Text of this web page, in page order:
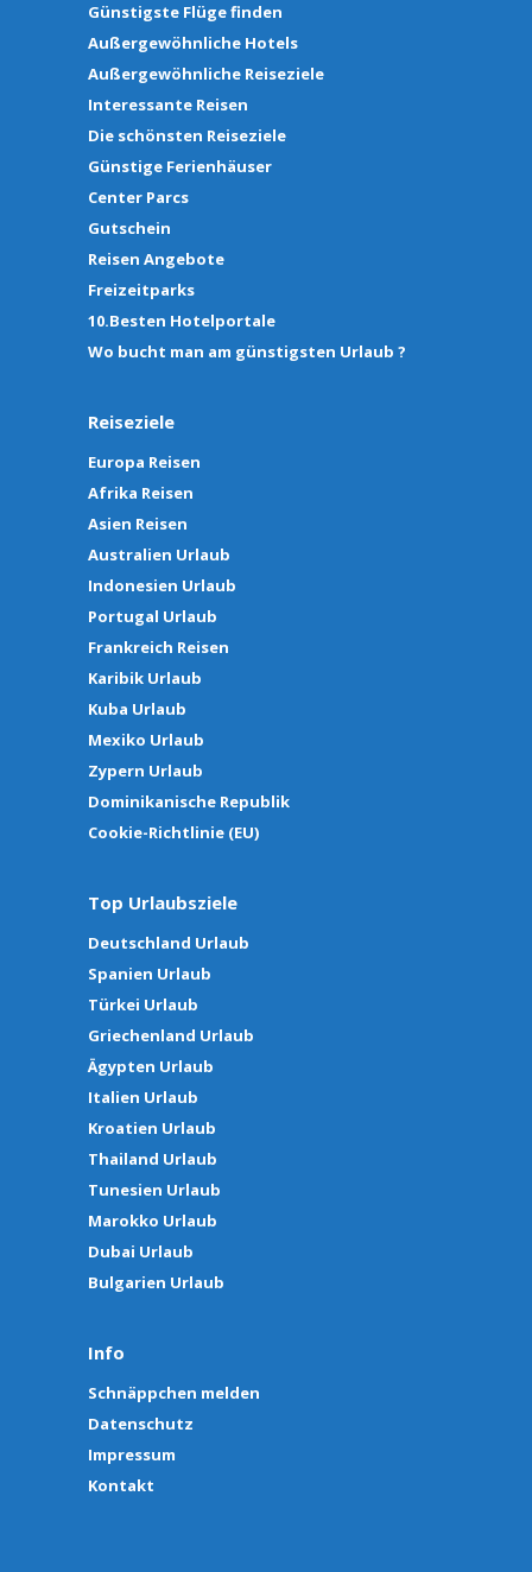
Günstigste Flüge finden
Außergewöhnliche Hotels
Außergewöhnliche Reiseziele
Interessante Reisen
Die schönsten Reiseziele
Günstige Ferienhäuser
Center Parcs
Gutschein
Reisen Angebote
Freizeitparks
10.Besten Hotelportale
Wo bucht man am günstigsten Urlaub ?
Reiseziele
Europa Reisen
Afrika Reisen
Asien Reisen
Australien Urlaub
Indonesien Urlaub
Portugal Urlaub
Frankreich Reisen
Karibik Urlaub
Kuba Urlaub
Mexiko Urlaub
Zypern Urlaub
Dominikanische Republik
Cookie-Richtlinie (EU)
Top Urlaubsziele
Deutschland Urlaub
Spanien Urlaub
Türkei Urlaub
Griechenland Urlaub
Ägypten Urlaub
Italien Urlaub
Kroatien Urlaub
Thailand Urlaub
Tunesien Urlaub
Marokko Urlaub
Dubai Urlaub
Bulgarien Urlaub
Info
Schnäppchen melden
Datenschutz
Impressum
Kontakt